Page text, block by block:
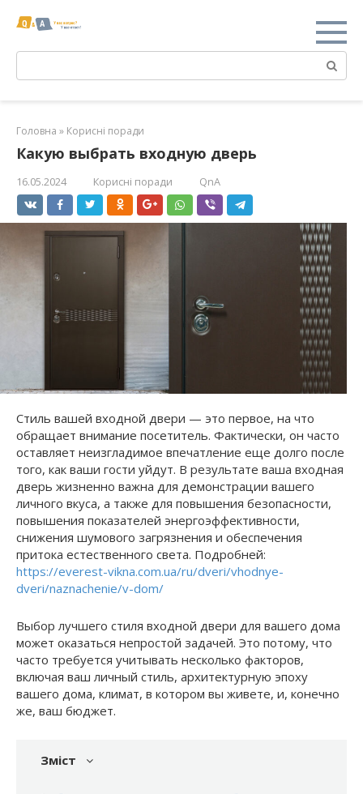
Поиск:
Головна » Корисні поради
Какую выбрать входную дверь
16.05.2024 Корисні поради QnA
Стиль вашей входной двери — это первое, на что
обращает внимание посетитель. Фактически, он часто
оставляет неизгладимое впечатление еще долго после
того, как ваши гости уйдут. В результате ваша входная
дверь жизненно важна для демонстрации вашего
личного вкуса, а также для повышения безопасности,
повышения показателей энергоэффективности,
снижения шумового загрязнения и обеспечения
притока естественного света. Подробней:
https://everest-vikna.com.ua/ru/dveri/vhodnye-
dveri/naznachenie/v-dom/
Выбор лучшего стиля входной двери для вашего дома
может оказаться непростой задачей. Это потому, что
часто требуется учитывать несколько факторов,
включая ваш личный стиль, архитектурную эпоху
вашего дома, климат, в котором вы живете, и, конечно
же, ваш бюджет.
Зміст